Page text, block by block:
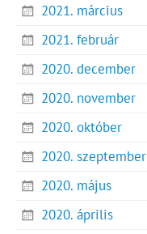
2021. március
2021. február
2020. december
2020. november
2020. október
2020. szeptember
2020. május
2020. április